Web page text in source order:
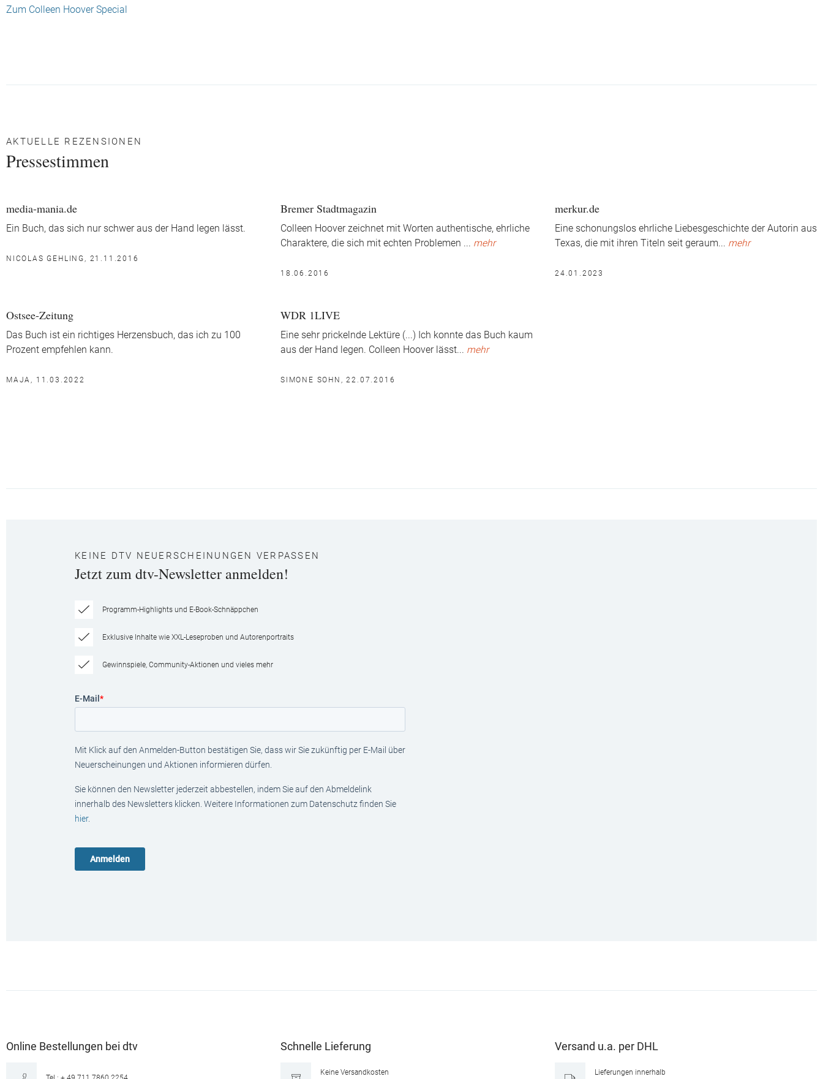
Zum Colleen Hoover Special
AKTUELLE REZENSIONEN
Pressestimmen
media-mania.de
Ein Buch, das sich nur schwer aus der Hand legen lässt.
NICOLAS GEHLING, 21.11.2016
Bremer Stadtmagazin
Colleen Hoover zeichnet mit Worten authentische, ehrliche
Charaktere, die sich mit echten Problemen ... mehr
18.06.2016
merkur.de
Eine schonungslos ehrliche Liebesgeschichte der Autorin aus
Texas, die mit ihren Titeln seit geraum... mehr
24.01.2023
Ostsee-Zeitung
Das Buch ist ein richtiges Herzensbuch, das ich zu 100
Prozent empfehlen kann.
MAJA, 11.03.2022
WDR 1LIVE
Eine sehr prickelnde Lektüre (...) Ich konnte das Buch kaum
aus der Hand legen. Colleen Hoover lässt... mehr
SIMONE SOHN, 22.07.2016
KEINE DTV NEUERSCHEINUNGEN VERPASSEN
Jetzt zum dtv-Newsletter anmelden!
Programm-Highlights und E-Book-Schnäppchen
Exklusive Inhalte wie XXL-Leseproben und Autorenportraits
Gewinnspiele, Community-Aktionen und vieles mehr
E-Mail *
Mit Klick auf den Anmelden-Button bestätigen Sie, dass wir Sie zukünftig per E-Mail über
Neuerscheinungen und Aktionen informieren dürfen.
Sie können den Newsletter jederzeit abbestellen, indem Sie auf den Abmeldelink
innerhalb des Newsletters klicken. Weitere Informationen zum Datenschutz finden Sie
hier.
Online Bestellungen bei dtv Schnelle Lieferung
Keine Versandkosten
Versand u.a. per DHL
Lieferungen innerhalb